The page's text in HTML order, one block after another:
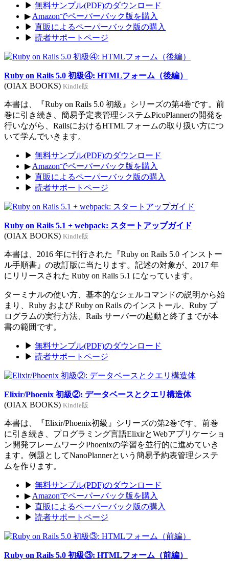
▶ 無料サンプル(PDF)のダウンロード
▶ Amazonでペーパーバック版を購入
▶ 直販によるペーパーバック版の購入
▶ 読者サポートページ
Ruby on Rails 5.0 初級④: HTMLフォーム（後編）
(OIAX BOOKS) Kindle版
本書は、『Ruby on Rails 5.0 初級』シリーズの第4巻です。前
巻に引き続き、簡易予定表管理システムPicoPlannerの開発を
行いながら、RailsにおけるHTMLフォームの取り扱い方につ
いて学んでいきます。
▶ 無料サンプル(PDF)のダウンロード
▶ Amazonでペーパーバック版を購入
▶ 直販によるペーパーバック版の購入
▶ 読者サポートページ
Ruby on Rails 5.1 + webpack: スタートアップガイド
(OIAX BOOKS) Kindle版
本書は、2016 年に刊行された『Ruby on Rails 5.0 インストー
ル手順書』の改訂版に当たります。記述の対象が、2017 年
にリリースされた Ruby on Rails 5.1 になっています。
ターミナルの使い方、基本的なシェルコマンドの説明から始
まり、Ruby および Ruby on Rails のインストール、Ruby プ
ログラムの実行方法、Rails サーバーの起動と終了までが本
書の範囲です。
▶ 無料サンプル(PDF)のダウンロード
▶ 読者サポートページ
Elixir/Phoenix 初級②: データベースとクエリ構造体
(OIAX BOOKS) Kindle版
本書は、『Elixir/Phoenix初級』シリーズの第2巻です。前巻
に引き続き、プログラミング言語ElixirとWebアプリケーショ
ン開発フレームワークPhoenixの学習を並行的に進めていき
ます。例題としてNanoPlannerという簡易予約表管理システ
ムを作ります。
▶ 無料サンプル(PDF)のダウンロード
▶ Amazonでペーパーバック版を購入
▶ 直販によるペーパーバック版の購入
▶ 読者サポートページ
Ruby on Rails 5.0 初級③: HTMLフォーム（前編）